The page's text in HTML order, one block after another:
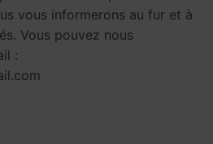
vous informerons au fur et à
Vous pouvez nous
: